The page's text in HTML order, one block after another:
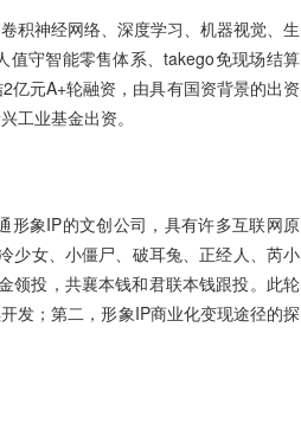
积神经网络、深度学习、机器视觉、生
值守智能零售体系、takego免现场结算
亿元A+轮融资，由具有国资背景的出资
工业基金出资。
形象IP的文创公司，具有许多互联网原
少女、小僵尸、破耳兔、正经人、芮小
领投，共襄本钱和君联本钱跟投。此轮
发；第二，形象IP商业化变现途径的探